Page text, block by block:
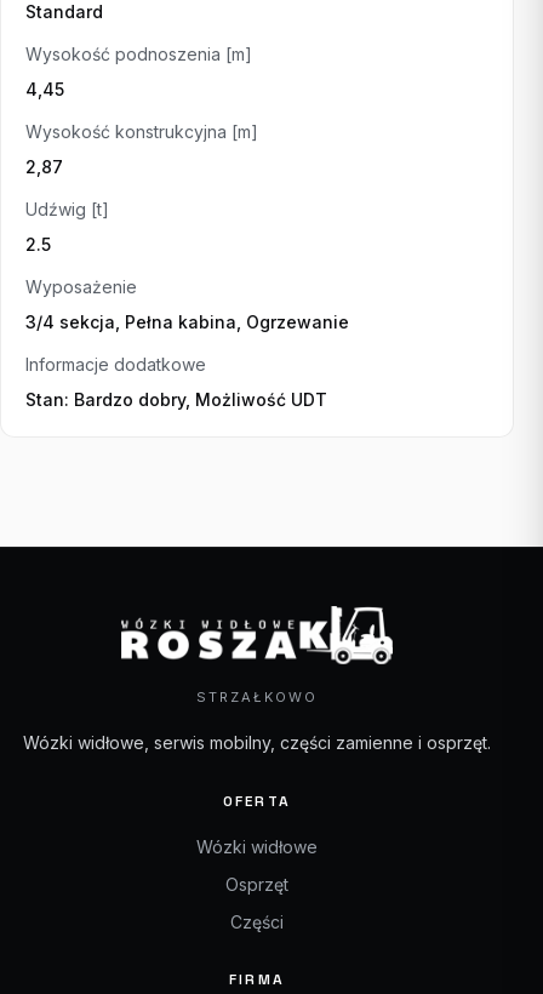
Standard
Wysokość podnoszenia [m]
4,45
Wysokość konstrukcyjna [m]
2,87
Udźwig [t]
2.5
Wyposażenie
3/4 sekcja, Pełna kabina, Ogrzewanie
Informacje dodatkowe
Stan: Bardzo dobry, Możliwość UDT
STRZAŁKOWO
Wózki widłowe, serwis mobilny, części zamienne i osprzęt.
OFERTA
Wózki widłowe
Osprzęt
Części
FIRMA